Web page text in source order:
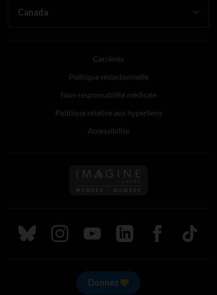
Carrières
Politique rédactionnelle
Non-responsabilité médicale
Politique relative aux hyperliens
Accessibilité
Suivez nous sur Bluesky
Suivez nous sur Instagram
Suivez nous sur Youtube
Suivez nous sur LinkedIn
Suivez nous sur
TikTok
Donnez